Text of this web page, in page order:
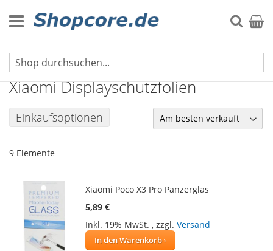
Inhalt
springen
Suche
Mein
Displayschutzfolien für Handys
Xiaomi Displayschutzfolien
Einkaufsoptionen
9 Elemente
Xiaomi Poco X3 Pro Panzerglas
5,89 €
Inkl. 19% MwSt. , zzgl. Versand
In den Warenkorb